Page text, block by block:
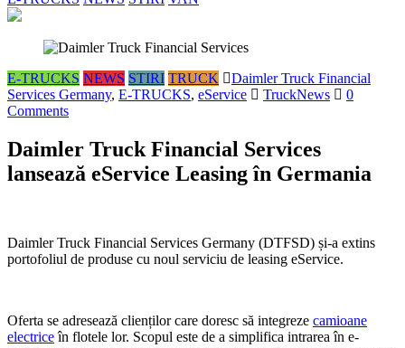
E-TRUCKS NEWS STIRI TRUCK
Daimler Truck Financial
Services Germany, E-TRUCKS, eService TruckNews
0
Comments
Daimler Truck Financial Services
lansează eService Leasing în Germania
Daimler Truck Financial Services Germany (DTFSD) și-a extins
portofoliul de produse cu noul serviciu de leasing eService.
Oferta se adresează clienților care doresc să integreze camioane
electriceîn flotele lor. Scopul este de a simplifica intrarea în e-